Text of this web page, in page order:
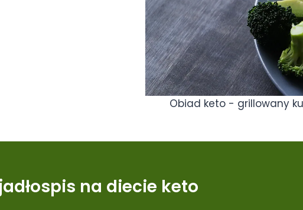
Obiad keto - grillowany
na diecie keto